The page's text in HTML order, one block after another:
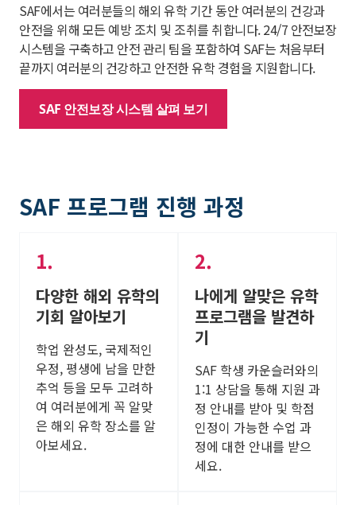
SAF에서는 여러분들의 해외 유학 기간 동안 여러분의 건강과
안전을 위해 모든 예방 조치 및 조취를 취합니다. 24/7 안전보장
시스템을 구축하고 안전 관리 팀을 포함하여 SAF는 처음부터
끝까지 여러분의 건강하고 안전한 유학 경험을 지원합니다.
SAF 안전보장 시스템 살펴 보기
SAF 프로그램 진행 과정
다양한 해외 유학의
기회 알아보기
학업 완성도, 국제적인
우정, 평생에 남을 만한
추억 등을 모두 고려하
여 여러분에게 꼭 알맞
은 해외 유학 장소를 알
아보세요.
나에게 알맞은 유학
프로그램을 발견하
기
SAF 학생 카운슬러와의
1:1 상담을 통해 지원 과
정 안내를 받아 및 학점
인정이 가능한 수업 과
정에 대한 안내를 받으
세요.